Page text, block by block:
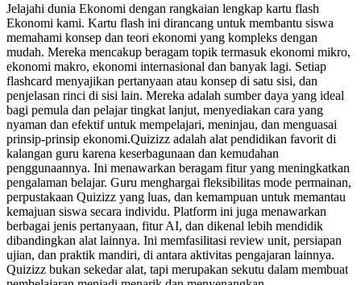
Jelajahi dunia Ekonomi dengan rangkaian lengkap kartu flash
Ekonomi kami. Kartu flash ini dirancang untuk membantu siswa
memahami konsep dan teori ekonomi yang kompleks dengan
mudah. Mereka mencakup beragam topik termasuk ekonomi mikro,
ekonomi makro, ekonomi internasional dan banyak lagi. Setiap
flashcard menyajikan pertanyaan atau konsep di satu sisi, dan
penjelasan rinci di sisi lain. Mereka adalah sumber daya yang ideal
bagi pemula dan pelajar tingkat lanjut, menyediakan cara yang
nyaman dan efektif untuk mempelajari, meninjau, dan menguasai
prinsip-prinsip ekonomi.Quizizz adalah alat pendidikan favorit di
kalangan guru karena keserbagunaan dan kemudahan
penggunaannya. Ini menawarkan beragam fitur yang meningkatkan
pengalaman belajar. Guru menghargai fleksibilitas mode permainan,
perpustakaan Quizizz yang luas, dan kemampuan untuk memantau
kemajuan siswa secara individu. Platform ini juga menawarkan
berbagai jenis pertanyaan, fitur AI, dan dikenal lebih mendidik
dibandingkan alat lainnya. Ini memfasilitasi review unit, persiapan
ujian, dan praktik mandiri, di antara aktivitas pengajaran lainnya.
Quizizz bukan sekedar alat, tapi merupakan sekutu dalam membuat